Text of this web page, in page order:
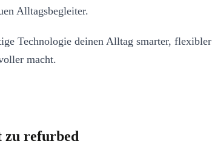
Alltagsbegleiter.
Technologie deinen Alltag smarter, flexibler
macht.
zu refurbed